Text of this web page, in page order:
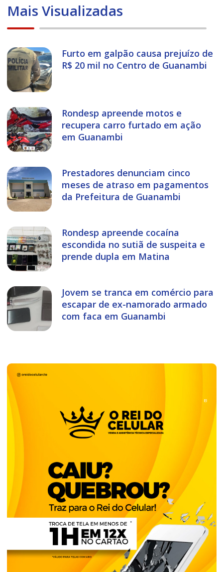
Mais Visualizadas
Furto em galpão causa prejuízo de
R$ 20 mil no Centro de Guanambi
Rondesp apreende motos e
recupera carro furtado em ação
em Guanambi
Prestadores denunciam cinco
meses de atraso em pagamentos
da Prefeitura de Guanambi
Rondesp apreende cocaína
escondida no sutiã de suspeita e
prende dupla em Matina
Jovem se tranca em comércio para
escapar de ex-namorado armado
com faca em Guanambi